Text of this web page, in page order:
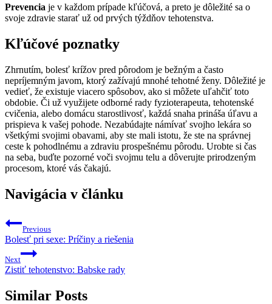
Prevencia je v každom prípade kľúčová, a preto je dôležité sa o
svoje zdravie starať už od prvých týždňov tehotenstva.
Kľúčové poznatky
Zhrnutím, bolesť krížov pred pôrodom je bežným a často
nepríjemným javom, ktorý zažívajú mnohé tehotné ženy. Dôležité je
vedieť, že existuje viacero spôsobov, ako si môžete uľahčiť toto
obdobie. Či už využijete odborné rady fyzioterapeuta, tehotenské
cvičenia, alebo domácu starostlivosť, každá snaha prináša úľavu a
prispieva k vašej pohode. Nezabúdajte námívať svojho lekára so
všetkými svojimi obavami, aby ste mali istotu, že ste na správnej
ceste k pohodlnému a zdraviu prospešnému pôrodu. Urobte si čas
na seba, buďte pozorné voči svojmu telu a dôverujte prirodzeným
procesom, ktoré vás čakajú.
Navigácia v článku
Previous
Bolesť pri sexe: Príčiny a riešenia
Next
Zistiť tehotenstvo: Babske rady
Similar Posts